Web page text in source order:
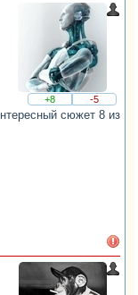
+8 -5
сюжет 8 из